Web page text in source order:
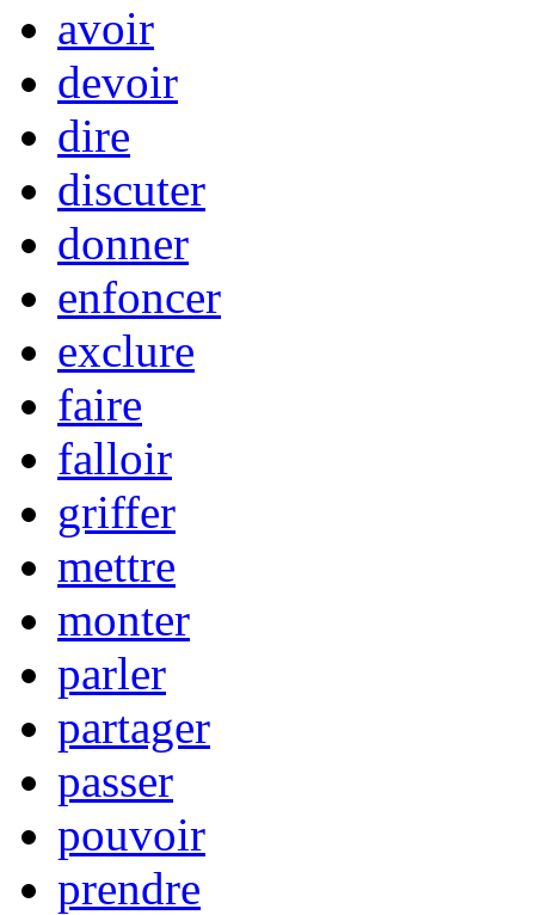
avoir
devoir
dire
discuter
donner
enfoncer
exclure
faire
falloir
griffer
mettre
monter
parler
partager
passer
pouvoir
prendre